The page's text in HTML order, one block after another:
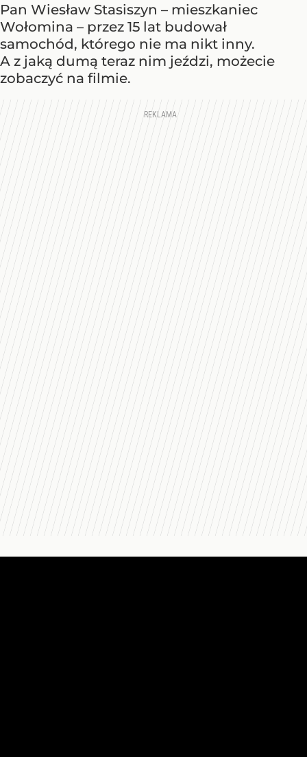
Pan Wiesław Stasiszyn – mieszkaniec
Wołomina – przez 15 lat budował
samochód, którego nie ma nikt inny.
A z jaką dumą teraz nim jeździ, możecie
zobaczyć na filmie.